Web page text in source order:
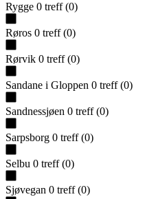
Rygge 0 treff (0)
Røros 0 treff (0)
Rørvik 0 treff (0)
Sandane i Gloppen 0 treff (0)
Sandnessjøen 0 treff (0)
Sarpsborg 0 treff (0)
Selbu 0 treff (0)
Sjøvegan 0 treff (0)